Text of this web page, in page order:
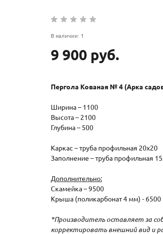
В наличии: 1
9 900 руб.
Пергола Кованая № 4 (Арка
Ширина – 1100
Высота – 2100
Глубина – 500
Каркас – труба профильная 20х20
Заполнение – труба профильная
Дополнительно:
Скамейка – 9500
Крыша (поликарбонат 4 мм) - 6500
*Производитель оставляет за
корректировать внешний вид и